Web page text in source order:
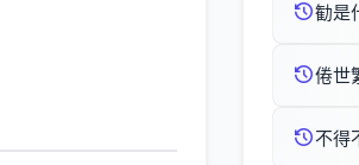
勧是
倦世
不得